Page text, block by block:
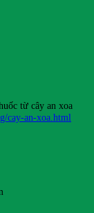
từ cây an xoa
cay-an-xoa.html